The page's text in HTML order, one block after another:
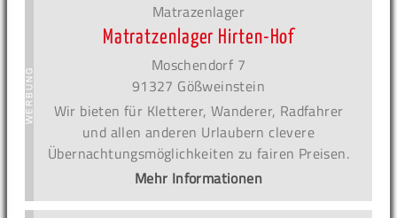
Matrazenlager
Matratzenlager Hirten-Hof
Moschendorf 7
91327 Gößweinstein
Wir bieten für Kletterer, Wanderer, Radfahrer
und allen anderen Urlaubern clevere
Übernachtungsmöglichkeiten zu fairen Preisen.
Mehr Informationen